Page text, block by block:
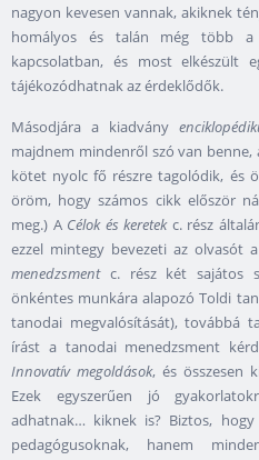
nagyon kevesen vannak, akiknek
homályos és talán még több a
kapcsolatban, és most elkészült
tájékozódhatnak az érdeklődők.
Másodjára a kiadvány
majdnem mindenről szó van
kötet nyolc fő részre tagolódik, és
öröm, hogy számos cikk először
meg.) A Célok és keretekc. rész
ezzel mintegy bevezeti az olvasót
menedzsmentc. rész két sajátos
önkéntes munkára alapozó Toldi
tanodai megvalósítását), továbbá
írást a tanodai menedzsment
Innovatív megoldások, és összesen
Ezek egyszerűen jó
adhatnak… kiknek is? Biztos,
pedagógusoknak, hanem